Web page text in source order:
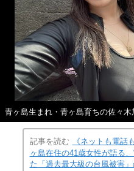
青ヶ島生まれ・青ヶ島育ちの佐々木
記事を読む
《ネットも電話
ヶ島在住の41歳女性が語る
た「過去最大級の台風被害